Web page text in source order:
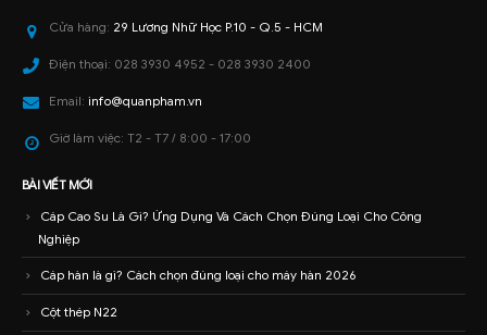
Cửa hàng: 29 Lương Nhữ Học P.10 - Q.5 - HCM
Điện thoại: 028 3930 4952 - 028 3930 2400
Email: info@quanpham.vn
Giờ làm việc: T2 - T7 / 8:00 - 17:00
BÀI VIẾT MỚI
Cáp Cao Su Là Gì? Ứng Dụng Và Cách Chọn Đúng Loại Cho Công
Nghiệp
Cáp hàn là gì? Cách chọn đúng loại cho máy hàn 2026
Cột thép N22